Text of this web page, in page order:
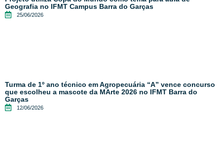
Geografia no IFMT Campus Barra do Garças
25/06/2026
Turma de 1º ano técnico em Agropecuária “A” vence concurso
que escolheu a mascote da MArte 2026 no IFMT Barra do
Garças
12/06/2026